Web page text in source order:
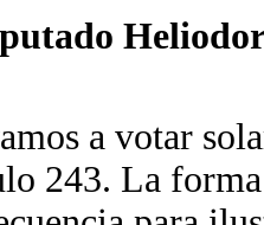
a votar
243. La